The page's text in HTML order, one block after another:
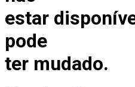
estar
pode
ter mudado.